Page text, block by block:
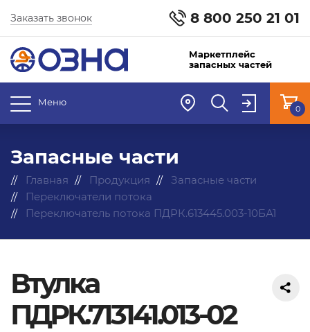
8 800 250 21 01
Заказать звонок
Маркетплейс
запасных частей
Меню
0
Запасные части
Главная Продукция
Запасные части
Переключатели потока
Переключатель потока ПДРК.613445.003-10БА1
Втулка
ПДРК.713141.013-02